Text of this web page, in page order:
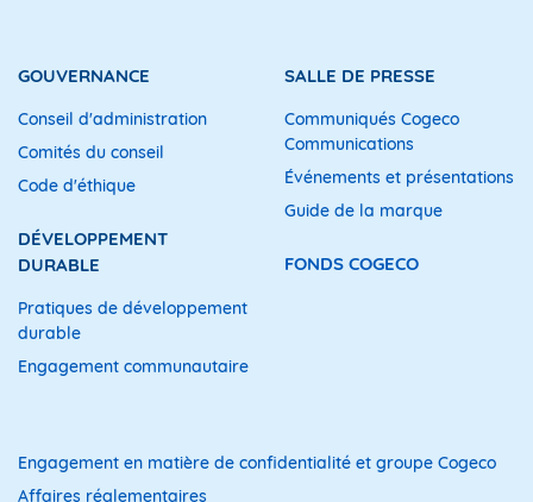
GOUVERNANCE
Conseil d'administration
Comités du conseil
Code d'éthique
DÉVELOPPEMENT
DURABLE
Pratiques de développement
durable
Engagement communautaire
SALLE DE PRESSE
Communiqués Cogeco
Communications
Événements et présentations
Guide de la marque
FONDS COGECO
Engagement en matière de confidentialité et groupe Cogeco
Affaires réglementaires